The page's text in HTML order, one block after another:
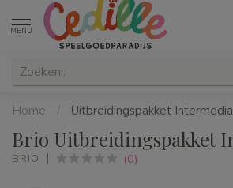
MENU
Home / Uitbreidingspakket
Brio Uitbreidingspakket
BRIO (0)